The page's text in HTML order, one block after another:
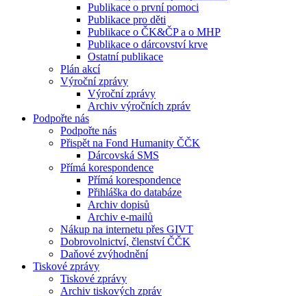
Publikace o první pomoci
Publikace pro děti
Publikace o ČK&ČP a o MHP
Publikace o dárcovství krve
Ostatní publikace
Plán akcí
Výroční zprávy
Výroční zprávy
Archiv výročních zpráv
Podpořte nás
Podpořte nás
Přispět na Fond Humanity ČČK
Dárcovská SMS
Přímá korespondence
Přímá korespondence
Přihláška do databáze
Archiv dopisů
Archiv e-mailů
Nákup na internetu přes GIVT
Dobrovolnictví, členství ČČK
Daňové zvýhodnění
Tiskové zprávy
Tiskové zprávy
Archiv tiskových zpráv